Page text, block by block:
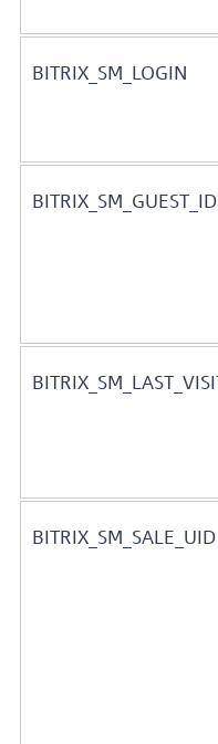
BITRIX_SM_LOGIN
BITRIX_SM_GUEST_ID
BITRIX_SM_SALE_UID